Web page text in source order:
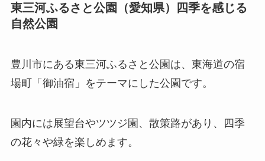
東三河ふるさと公園（愛知県）四季を感じる
自然公園
豊川市にある東三河ふるさと公園は、東海道の宿
場町「御油宿」をテーマにした公園です。
園内には展望台やツツジ園、散策路があり、四季
の花々や緑を楽しめます。